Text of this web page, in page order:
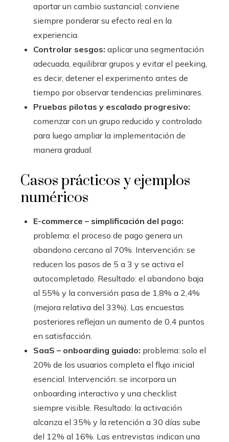
aportar un cambio sustancial; conviene
siempre ponderar su efecto real en la
experiencia.
Controlar sesgos: aplicar una segmentación
adecuada, equilibrar grupos y evitar el peeking,
es decir, detener el experimento antes de
tiempo por observar tendencias preliminares.
Pruebas pilotas y escalado progresivo:
comenzar con un grupo reducido y controlado
para luego ampliar la implementación de
manera gradual.
Casos prácticos y ejemplos
numéricos
E-commerce – simplificación del pago:
problema: el proceso de pago genera un
abandono cercano al 70%. Intervención: se
reducen los pasos de 5 a 3 y se activa el
autocompletado. Resultado: el abandono baja
al 55% y la conversión pasa de 1,8% a 2,4%
(mejora relativa del 33%). Las encuestas
posteriores reflejan un aumento de 0,4 puntos
en satisfacción.
SaaS – onboarding guiado: problema: solo el
20% de los usuarios completa el flujo inicial
esencial. Intervención: se incorpora un
onboarding interactivo y una checklist
siempre visible. Resultado: la activación
alcanza el 35% y la retención a 30 días sube
del 12% al 16%. Las entrevistas indican una